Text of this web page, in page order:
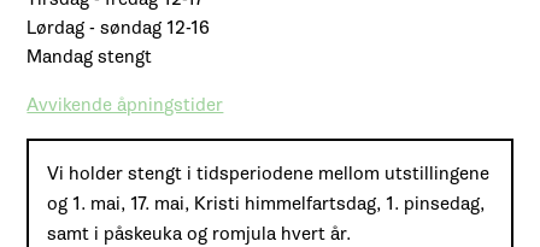
Lørdag - søndag 12-16
Mandag stengt
Avvikende åpningstider
Vi holder stengt i tidsperiodene mellom utstillingene
og 1. mai, 17. mai, Kristi himmelfartsdag, 1. pinsedag,
samt i påskeuka og romjula hvert år.